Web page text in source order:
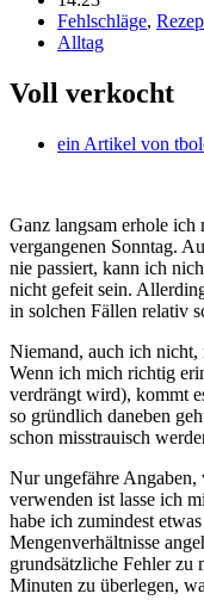
Fehlschläge,
Alltag
Voll verkocht
ein Artikel von
Ganz langsam erhole
vergangenen Sonntag.
nie passiert, kann ich
nicht gefeit sein.
in solchen Fällen relativ
Niemand, auch ich nicht,
Wenn ich mich richtig
verdrängt wird), kommt
so gründlich daneben
schon misstrauisch
Nur ungefähre Angaben,
verwenden ist lasse ich
habe ich zumindest
Mengenverhältnisse
grundsätzliche Fehler
Minuten zu überlegen,